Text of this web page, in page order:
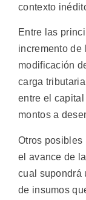
contexto
Entre las
incremento de
modificación
carga
entre el
montos a
Otros posibles
el avance de
cual supondrá
de insumos